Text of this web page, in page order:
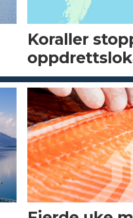
Koraller